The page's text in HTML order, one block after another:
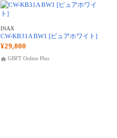
INAX
CW-KB31A BW1 [ピュアホワイト]
¥29,800
GBFT Online Plus